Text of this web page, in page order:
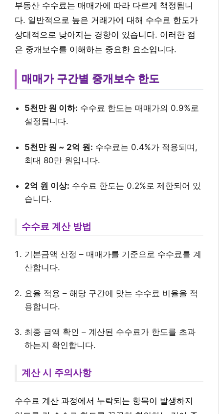
부동산 수수료는 매매가에 따라 다르게 책정됩니
다. 일반적으로 높은 거래가에 대해 수수료 한도가
상대적으로 낮아지는 경향이 있습니다. 이러한 점
은 중개보수를 이해하는 중요한 요소입니다.
매매가 구간별 중개보수 한도
5천만 원 이하: 수수료 한도는 매매가의 0.9%로
설정됩니다.
5천만 원 ~ 2억 원: 수수료는 0.4%가 적용되며,
최대 80만 원입니다.
2억 원 이상: 수수료 한도는 0.2%로 제한되어 있
습니다.
수수료 계산 방법
기본금액 산정 – 매매가를 기준으로 수수료를 계
산합니다.
요율 적용 – 해당 구간에 맞는 수수료 비율을 적
용합니다.
최종 금액 확인 – 계산된 수수료가 한도를 초과
하는지 확인합니다.
계산 시 주의사항
수수료 계산 과정에서 누락되는 항목이 발생하지